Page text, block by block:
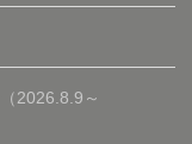
2026.8.9～